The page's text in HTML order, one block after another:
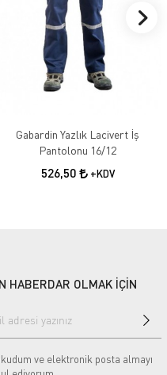
Gabardin Yazlık Lacivert İş
Pantolonu 16/12
526,50 +KDV
HABERDAR OLMAK İÇİN
ve elektronik posta almayı